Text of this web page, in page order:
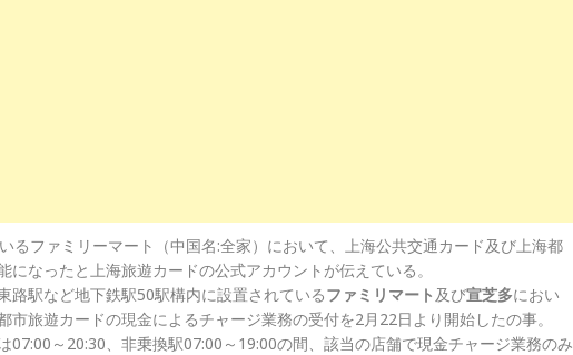
るファミリーマート（中国名:全家）において、上海公共交通カード及び上海都
なったと上海旅遊カードの公式アカウントが伝えている。
路駅など地下鉄駅50駅構内に設置されているファミリマート 及び宣芝多におい
市旅遊カードの現金によるチャージ業務の受付を2月22日より開始したの事。
07:00～20:30、非乗換駅07:00～19:00の間、該当の店舗で現金チャージ業務のみ